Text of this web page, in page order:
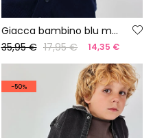
Giacca bambino blu marino
35,95 € 17,95 € 14,35 €
-50%